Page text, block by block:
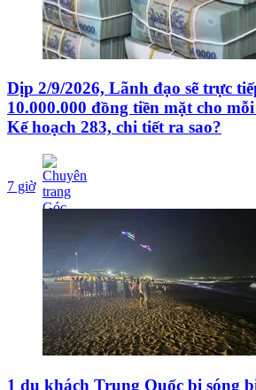
Dịp 2/9/2026, Lãnh đạo sẽ trực
10.000.000 đồng tiền mặt cho
Kế hoạch 283, chi tiết ra sao?
7 giờ
1 du khách Trung Quốc bị sóng